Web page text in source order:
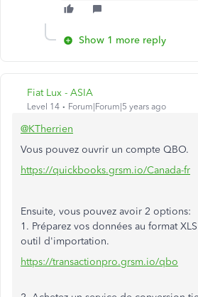
Show 1 more reply
Fiat Lux - ASIA
Level 14 Forum|Forum|5 years ago
@KTherrien
Vous pouvez ouvrir un compte QBO.
https://quickbooks.grsm.io/Canada-fr
Ensuite, vous pouvez avoir 2 options:
1. Préparez vos données au format
outil d'importation.
https://transactionpro.grsm.io/qbo